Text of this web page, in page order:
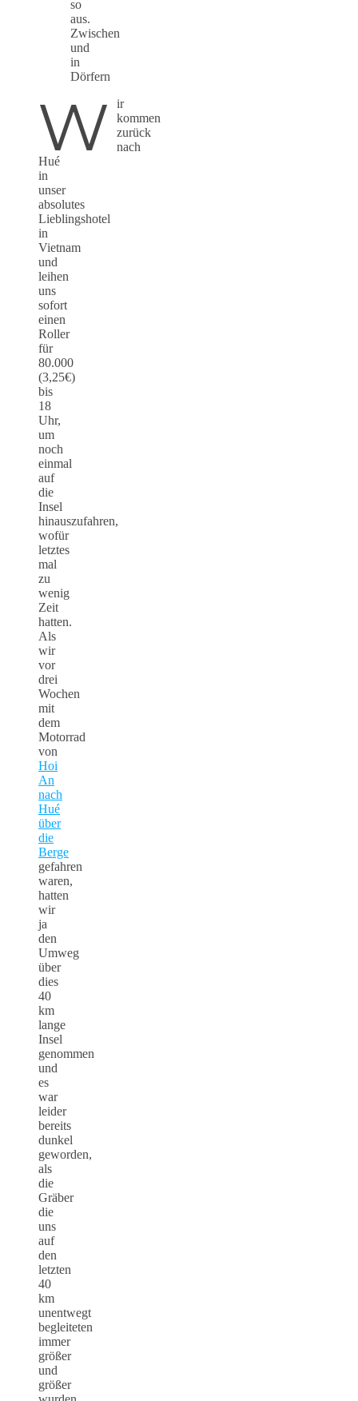
so
aus.
Zwischen
und
in
Dörfern
W
ir
kommen
zurück
nach
Hué
in
unser
absolutes
Lieblingshotel
in
Vietnam
und
leihen
uns
sofort
einen
Roller
für
80.000
(3,25€)
bis
18
Uhr,
um
noch
einmal
auf
die
Insel
hinauszufahren,
wofür
letztes
mal
zu
wenig
Zeit
hatten.
Als
wir
vor
drei
Wochen
mit
dem
Motorrad
von
Hoi
An
nach
Hué
über
die
Berge
gefahren
waren,
hatten
wir
ja
den
Umweg
über
dies
40
km
lange
Insel
genommen
und
es
war
leider
bereits
dunkel
geworden,
als
die
Gräber
die
uns
auf
den
letzten
40
km
unentwegt
begleiteten
immer
größer
und
größer